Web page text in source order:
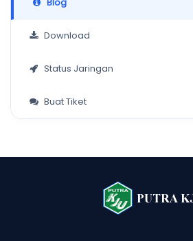
Download
Status Jaringan
Buat Tiket